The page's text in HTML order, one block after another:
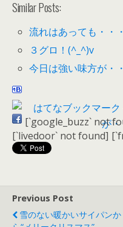
Similar Posts:
流れはあっても・・・
３グロ！(^_^)v
今日は強い味方が・
[`google_buzz` not
[`livedoor` not found]
Previous Post
雪のない暖かいサイパンか